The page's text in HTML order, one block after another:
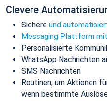
Clevere
Sichere und
Messaging Plattform
Personalisierte
WhatsApp Nachrichten
SMS Nachrichten
Routinen, um Aktionen
wenn bestimmte